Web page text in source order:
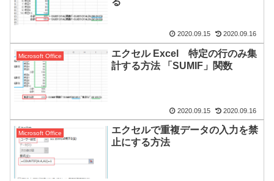
2020.09.15 2020.09.16
Microsoft Office
エクセル Excel 特定の行のみ集
計する方法 「SUMIF」関数
2020.09.15 2020.09.16
Microsoft Office
エクセルで重複データの入力を禁
止にする方法